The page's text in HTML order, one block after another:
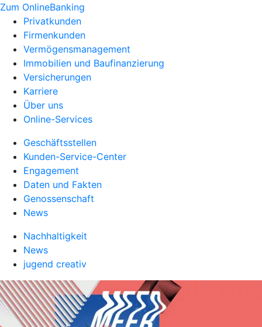
Zum OnlineBanking
Privatkunden
Firmenkunden
Vermögensmanagement
Immobilien und Baufinanzierung
Versicherungen
Karriere
Über uns
Online-Services
Geschäftsstellen
Kunden-Service-Center
Engagement
Daten und Fakten
Genossenschaft
News
Nachhaltigkeit
News
jugend creativ